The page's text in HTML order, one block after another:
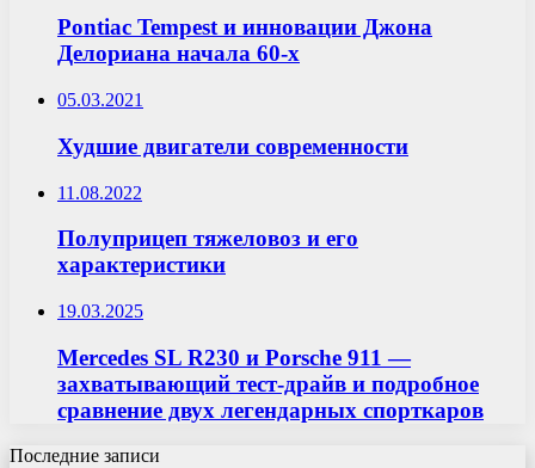
Pontiac Tempest и инновации Джона
Делориана начала 60-х
05.03.2021
Худшие двигатели современности
11.08.2022
Полуприцеп тяжеловоз и его
характеристики
19.03.2025
Mercedes SL R230 и Porsche 911 —
захватывающий тест-драйв и подробное
сравнение двух легендарных спорткаров
Последние записи